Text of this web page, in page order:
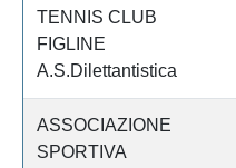
TENNIS CLUB
FIGLINE
A.S.Dilettantistica
ASSOCIAZIONE
SPORTIVA